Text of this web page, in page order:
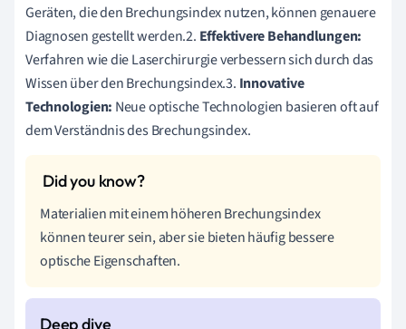
Geräten, die den Brechungsindex nutzen, können genauere
Diagnosen gestellt werden.2. Effektivere Behandlungen:
Verfahren wie die Laserchirurgie verbessern sich durch das
Wissen über den Brechungsindex.3. Innovative
Technologien: Neue optische Technologien basieren oft auf
dem Verständnis des Brechungsindex.
Materialien mit einem höheren Brechungsindex
können teurer sein, aber sie bieten häufig bessere
optische Eigenschaften.